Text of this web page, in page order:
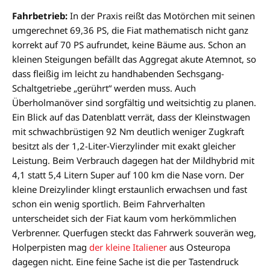
Fahrbetrieb: In der Praxis reißt das Motörchen mit seinen
umgerechnet 69,36 PS, die Fiat mathematisch nicht ganz
korrekt auf 70 PS aufrundet, keine Bäume aus. Schon an
kleinen Steigungen befällt das Aggregat akute Atemnot, so
dass fleißig im leicht zu handhabenden Sechsgang-
Schaltgetriebe „gerührt“ werden muss. Auch
Überholmanöver sind sorgfältig und weitsichtig zu planen.
Ein Blick auf das Datenblatt verrät, dass der Kleinstwagen
mit schwachbrüstigen 92 Nm deutlich weniger Zugkraft
besitzt als der 1,2-Liter-Vierzylinder mit exakt gleicher
Leistung. Beim Verbrauch dagegen hat der Mildhybrid mit
4,1 statt 5,4 Litern Super auf 100 km die Nase vorn. Der
kleine Dreizylinder klingt erstaunlich erwachsen und fast
schon ein wenig sportlich. Beim Fahrverhalten
unterscheidet sich der Fiat kaum vom herkömmlichen
Verbrenner. Querfugen steckt das Fahrwerk souverän weg,
Holperpisten mag der kleine Italiener aus Osteuropa
dagegen nicht. Eine feine Sache ist die per Tastendruck